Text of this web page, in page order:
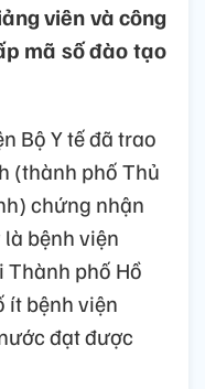
viên và công
mã số đào tạo
Bộ Y tế đã trao
(thành phố Thủ
chứng nhận
bệnh viện
Thành phố Hồ
ít bệnh viện
đạt được